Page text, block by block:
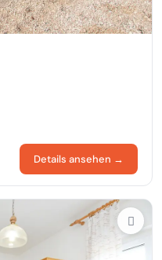
Details ansehen →